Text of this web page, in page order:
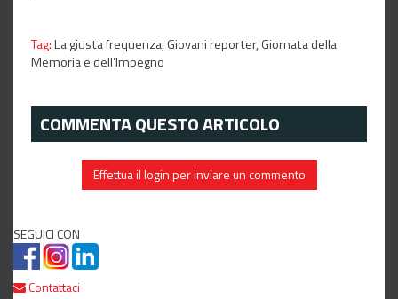
Tag:La giusta frequenza,Giovani reporter,Giornata della
Memoria e dell’Impegno
COMMENTA QUESTO ARTICOLO
Effettua il login per inviare un commento
SEGUICI CON
Contattaci